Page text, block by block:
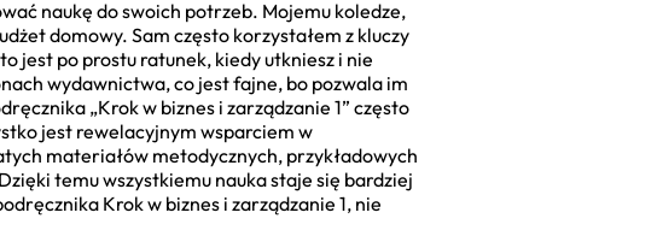
naukę do swoich potrzeb. Mojemu koledze,
domowy. Sam często korzystałem z kluczy
jest po prostu ratunek, kiedy utkniesz i nie
wydawnictwa, co jest fajne, bo pozwala im
„Krok w biznes i zarządzanie 1” często
jest rewelacyjnym wsparciem w
materiałów metodycznych, przykładowych
temu wszystkiemu nauka staje się bardziej
Krok w biznes i zarządzanie 1, nie